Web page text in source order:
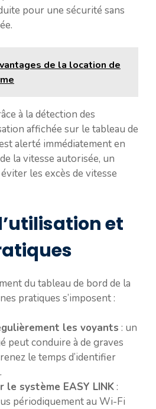
pour une sécurité sans
de la location de
à la détection des
affichée sur le tableau de
alerté immédiatement en
la vitesse autorisée, un
les excès de vitesse
et
du tableau de bord de la
pratiques s’imposent :
les voyants : un
peut conduire à de graves
le temps d’identifier
le système EASY LINK :
périodiquement au Wi-Fi